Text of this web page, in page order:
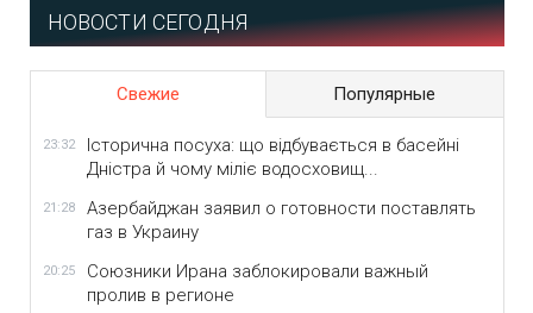
НОВОСТИ СЕГОДНЯ
Свежие Популярные
23:32
Історична посуха: що відбувається в басейні
Дністра й чому міліє водосховищ...
21:28
Азербайджан заявил о готовности поставлять
газ в Украину
20:25
Союзники Ирана заблокировали важный
пролив в регионе